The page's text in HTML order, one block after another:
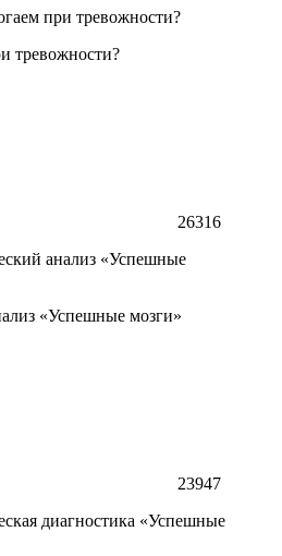
тревожности?
26316
«Успешные мозги»
23947